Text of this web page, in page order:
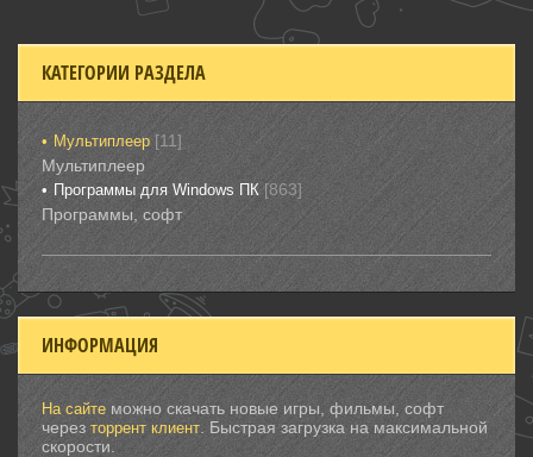
КАТЕГОРИИ РАЗДЕЛА
Мультиплеер [11]
Мультиплеер
Программы для Windows ПК [863]
Программы, софт
ИНФОРМАЦИЯ
На сайте можно скачать новые игры, фильмы, софт
через торрент клиент . Быстрая загрузка на максимальной
скорости.